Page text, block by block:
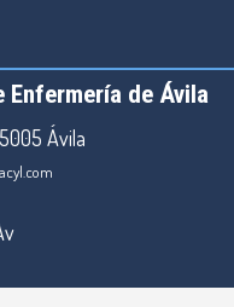
de Ávila
Ávila